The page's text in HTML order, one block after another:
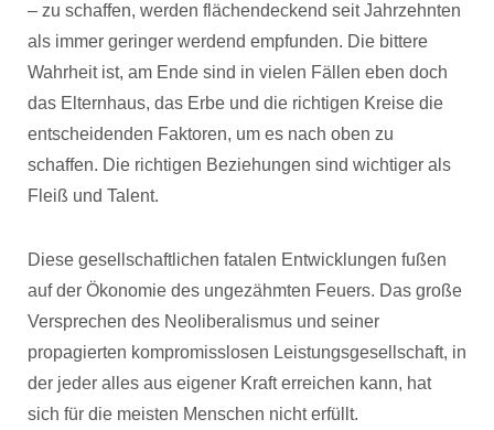
– zu schaffen, werden flächendeckend seit Jahrzehnten
als immer geringer werdend empfunden. Die bittere
Wahrheit ist, am Ende sind in vielen Fällen eben doch
das Elternhaus, das Erbe und die richtigen Kreise die
entscheidenden Faktoren, um es nach oben zu
schaffen. Die richtigen Beziehungen sind wichtiger als
Fleiß und Talent.
Diese gesellschaftlichen fatalen Entwicklungen fußen
auf der Ökonomie des ungezähmten Feuers. Das große
Versprechen des Neoliberalismus und seiner
propagierten kompromisslosen Leistungsgesellschaft, in
der jeder alles aus eigener Kraft erreichen kann, hat
sich für die meisten Menschen nicht erfüllt.